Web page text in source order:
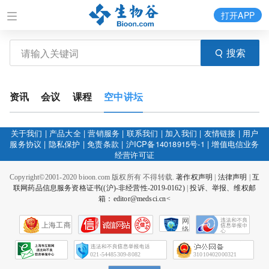
搜索
打开APP
资讯 会议 课程 空中讲坛
关于我们 | 产品大全|营销服务 | 联系我们 | 加入我们 | 友情链接 | 用户
服务协议 | 隐私保护 |免责条款 | 沪ICP备14018915号-1 |增值电信业务
经营许可证
Copyright©2001-2020 bioon.com 版权所有 不得转载.著作权声明 法律声明
互
联网药品信息服务资格证书((沪)-非经营性-2019-0162)|投诉、举报、维权邮
箱：editor@medsci.cn<
上海工商
网
络
会
征
021-54485309-8082 31010402000321